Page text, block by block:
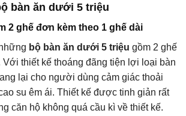
bàn ăn dưới 5 triệu
2 ghế đơn kèm theo 1 ghế dài
bộ bàn ăn dưới 5 triệu gồm 2 ghế
thiết kế thoáng đãng tiện lợi loại bàn
lại cho người dùng cảm giác thoải
su êm ái. Thiết kế được tinh giản rất
căn hộ không quá cầu kì về thiết kế.